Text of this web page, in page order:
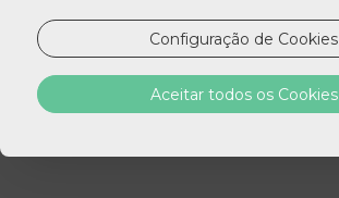
Configuração de Cookies
Aceitar todos os Cookies